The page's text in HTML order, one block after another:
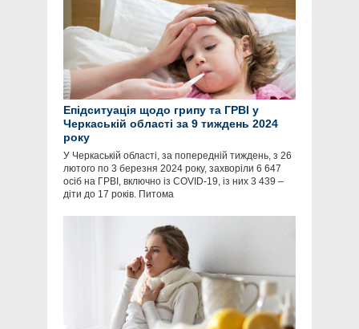
Епідситуація щодо грипу та ГРВІ у
Черкаській області за 9 тиждень 2024
року
У Черкаській області, за попередній тиждень, з 26
лютого по 3 березня 2024 року, захворіли 6 647
осіб на ГРВІ, включно із COVID-19, із них 3 439 –
діти до 17 років. Питома